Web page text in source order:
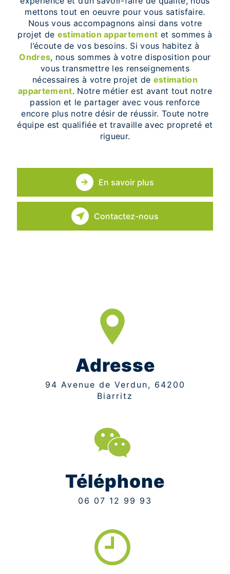
mettons tout en oeuvre pour vous satisfaire.
Nous vous accompagnons ainsi dans votre
projet de estimation appartement et sommes à
l’écoute de vos besoins. Si vous habitez à
Ondres, nous sommes à votre disposition pour
vous transmettre les renseignements
nécessaires à votre projet de estimation
appartement. Notre métier est avant tout notre
passion et le partager avec vous renforce
encore plus notre désir de réussir. Toute notre
équipe est qualifiée et travaille avec propreté et
rigueur.
En savoir plus
Contactez-nous
Adresse
94 Avenue de Verdun, 64200
Biarritz
Téléphone
06 07 12 99 93